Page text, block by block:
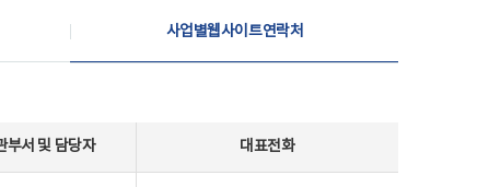
사업별웹사이트연락처
부서 및 담당자 대표전화